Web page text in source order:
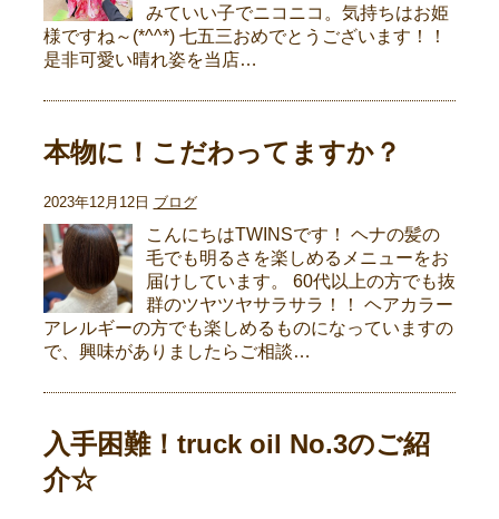
みていい子でニコニコ。気持ちはお姫
様ですね～(*^^*) 七五三おめでとうございます！！
是非可愛い晴れ姿を当店…
本物に！こだわってますか？
2023年12月12日 ブログ
こんにちはTWINSです！ ヘナの髪の
毛でも明るさを楽しめるメニューをお
届けしています。 60代以上の方でも抜
群のツヤツヤサラサラ！！ ヘアカラー
アレルギーの方でも楽しめるものになっていますの
で、興味がありましたらご相談…
入手困難！truck oil No.3のご紹
介☆